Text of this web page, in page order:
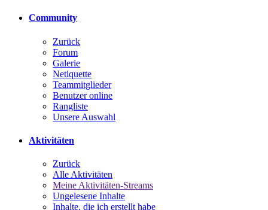
Community
Zurück
Forum
Galerie
Netiquette
Teammitglieder
Benutzer online
Rangliste
Unsere Auswahl
Aktivitäten
Zurück
Alle Aktivitäten
Meine Aktivitäten-Streams
Ungelesene Inhalte
Inhalte, die ich erstellt habe